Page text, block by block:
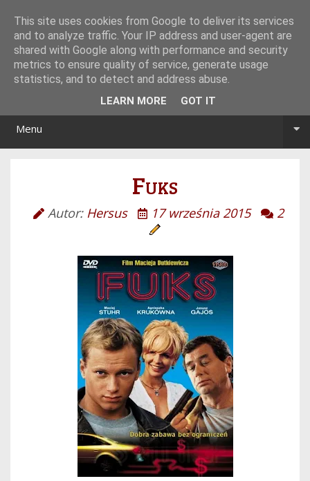
Menu
Fuks
Autor: Hersus 17 września 2015 2
This site uses cookies from Google to deliver its services
and to analyze traffic. Your IP address and user-agent are
shared with Google along with performance and security
metrics to ensure quality of service, generate usage
statistics, and to detect and address abuse.
LEARN MORE GOT IT